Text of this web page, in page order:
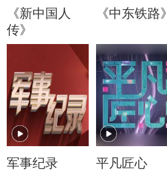
《新中国人
传》
《中东铁路》
军事纪录 平凡匠心